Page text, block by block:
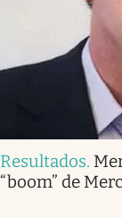
Resultados.
“boom” de